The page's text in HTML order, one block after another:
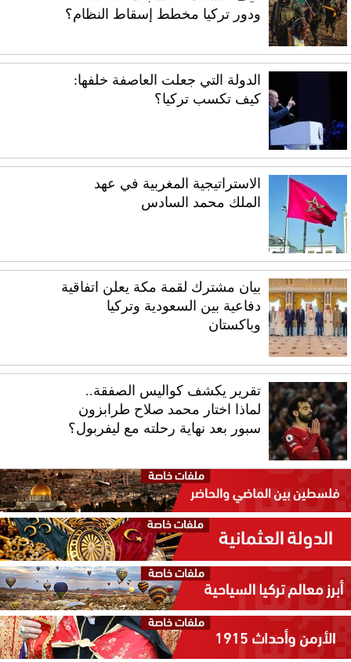
ودور تركيا مخطط إسقاط النظام؟
الدولة التي جعلت العاصفة خلفها:
كيف تكسب تركيا؟
الاستراتيجية المغربية في عهد
الملك محمد السادس
بيان مشترك لقمة مكة يعلن اتفاقية
دفاعية بين السعودية وتركيا
وباكستان
تقرير يكشف كواليس الصفقة..
لماذا اختار محمد صلاح طرابزون
سبور بعد نهاية رحلته مع ليفربول؟